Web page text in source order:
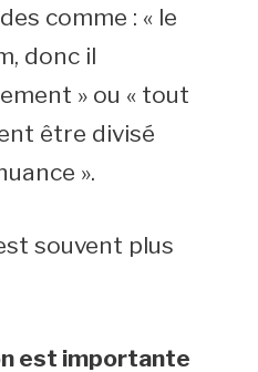
comme : « le
donc il
» ou « tout
être divisé
».
souvent plus
est importante